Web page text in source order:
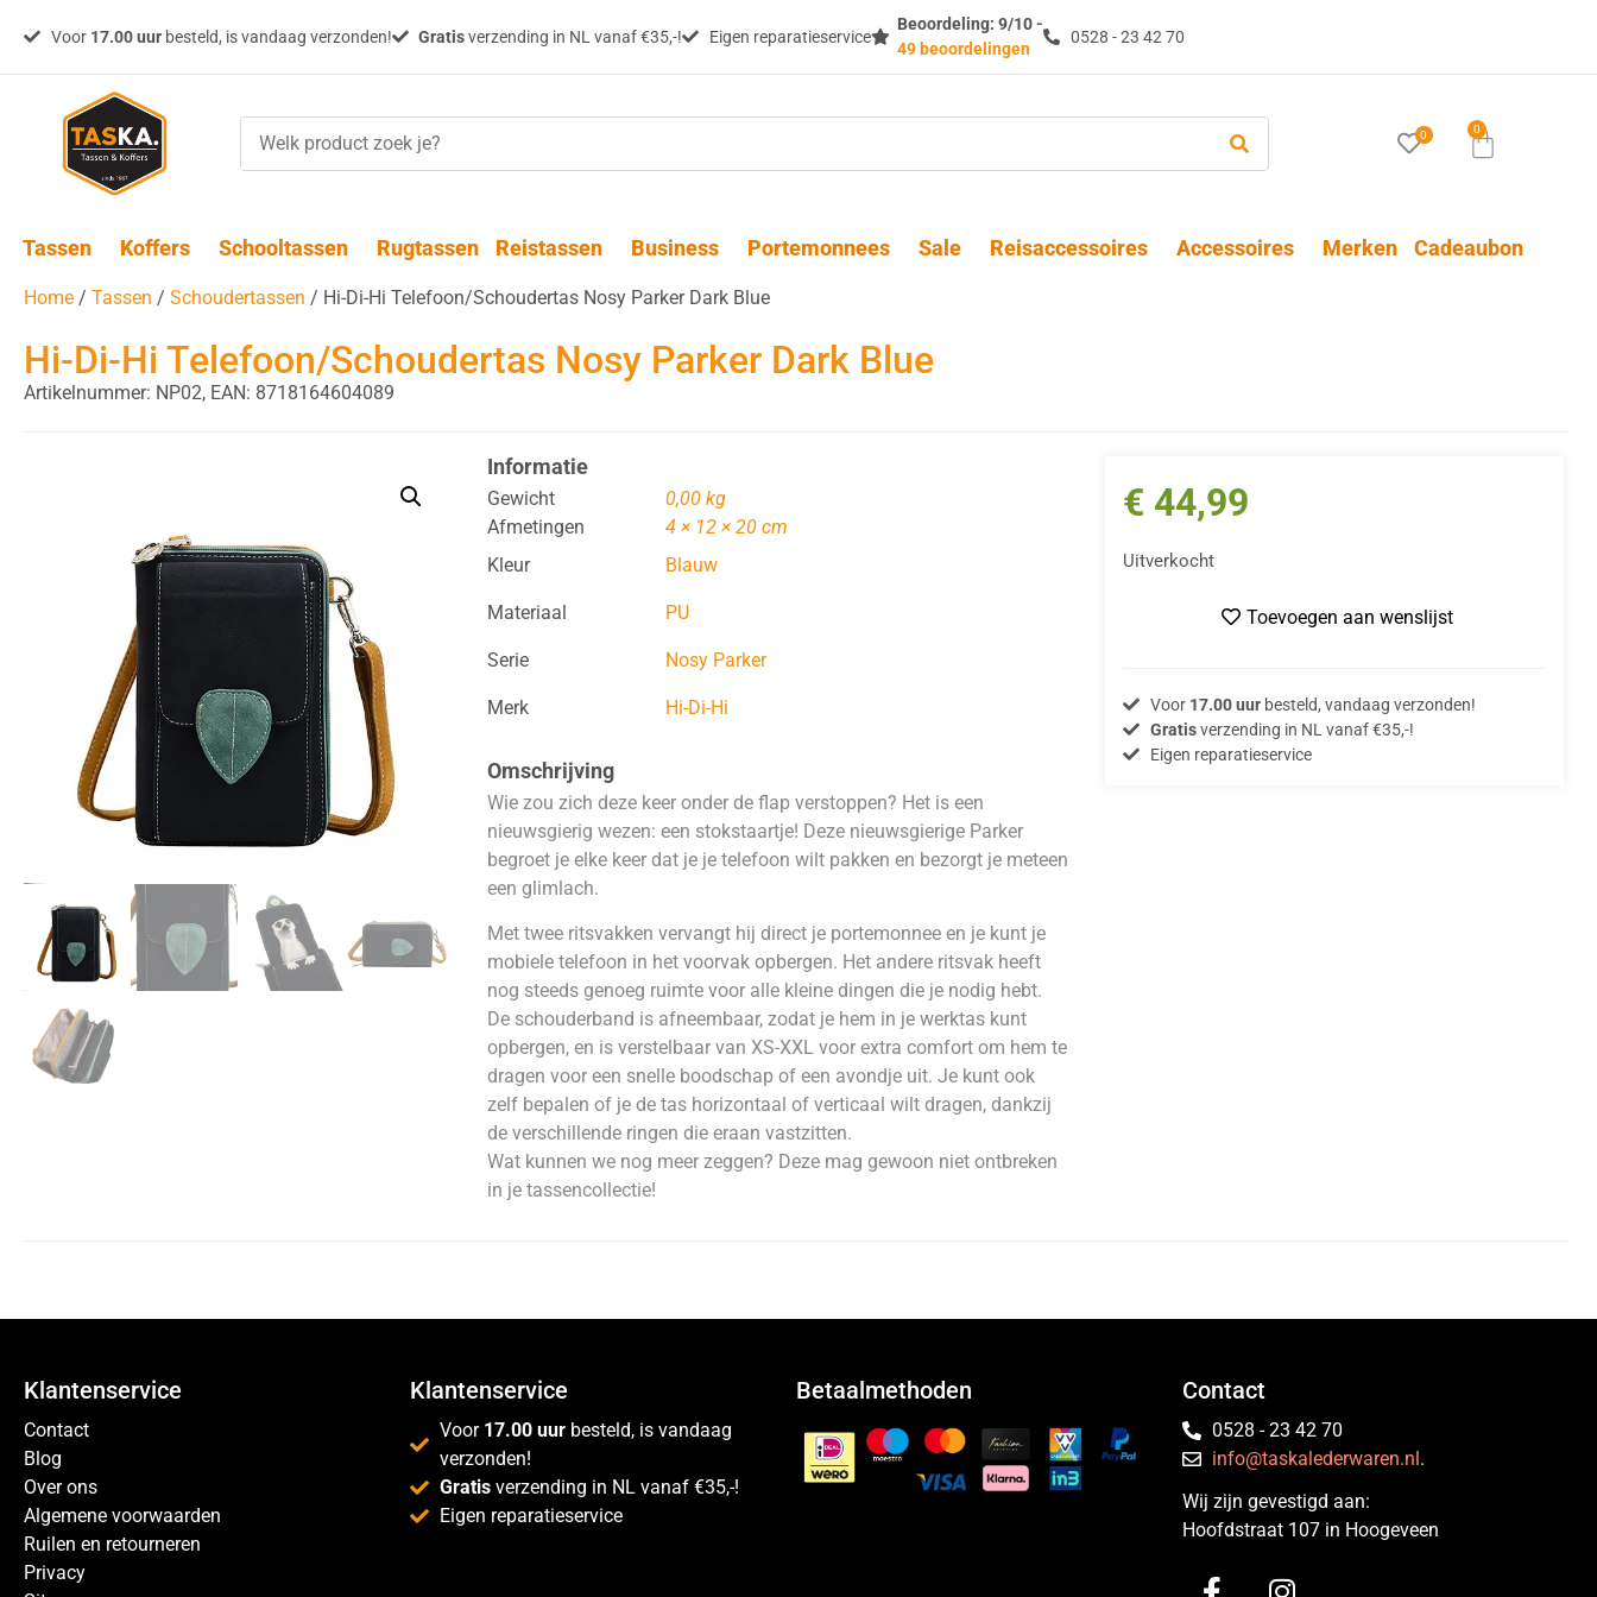
Voor 17.00 uurbesteld, is vandaag verzonden! Gratisverzending in NL vanaf €35,-! Eigen reparatieservice
Beoordeling: 9/10 -
49 beoordelingen
0528 - 23 42 70
0 0
Tassen Koffers Schooltassen Rugtassen Reistassen Business Portemonnees Sale Reisaccessoires Accessoires Merken Cadeaubon
Home / Tassen / Schoudertassen / Hi-Di-Hi Telefoon/Schoudertas Nosy Parker Dark Blue
Hi-Di-Hi Telefoon/Schoudertas Nosy Parker Dark Blue
Artikelnummer: NP02, EAN: 8718164604089
Informatie
Gewicht
0,00 kg
Afmetingen
4 × 12 × 20 cm
Kleur
Blauw
Materiaal PU
Serie Nosy Parker
Merk Hi-Di-Hi
Omschrijving
Wie zou zich deze keer onder de flap verstoppen? Het is een
nieuwsgierig wezen: een stokstaartje! Deze nieuwsgierige Parker
begroet je elke keer dat je je telefoon wilt pakken en bezorgt je meteen
een glimlach.
Met twee ritsvakken vervangt hij direct je portemonnee en je kunt je
mobiele telefoon in het voorvak opbergen. Het andere ritsvak heeft
nog steeds genoeg ruimte voor alle kleine dingen die je nodig hebt.
De schouderband is afneembaar, zodat je hem in je werktas kunt
opbergen, en is verstelbaar van XS-XXL voor extra comfort om hem te
dragen voor een snelle boodschap of een avondje uit. Je kunt ook
zelf bepalen of je de tas horizontaal of verticaal wilt dragen, dankzij
de verschillende ringen die eraan vastzitten.
Wat kunnen we nog meer zeggen? Deze mag gewoon niet ontbreken
in je tassencollectie!
€ 44,99
Uitverkocht
Toevoegen aan wenslijst
Voor 17.00 uurbesteld, vandaag verzonden!
Gratisverzending in NL vanaf €35,-!
Eigen reparatieservice
Klantenservice
Contact
Blog
Over ons
Algemene voorwaarden
Ruilen en retourneren
Privacy
Klantenservice
Voor 17.00 uur besteld, is vandaag
verzonden!
Gratis verzending in NL vanaf €35,-!
Eigen reparatieservice
Betaalmethoden Contact
0528 - 23 42 70
info@taskalederwaren.nl.
Wij zijn gevestigd aan:
Hoofdstraat 107 in Hoogeveen